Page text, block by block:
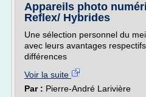
Appareils photo
Reflex/ Hybrides
Une sélection personnel du
avec leurs avantages
différences
Voir la suite
Par : Pierre-André Larivière